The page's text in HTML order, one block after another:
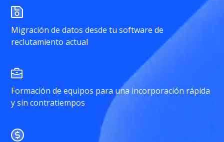
Migración de datos desde tu software de
reclutamiento actual
Formación de equipos para una incorporación rápida
y sin contratiempos